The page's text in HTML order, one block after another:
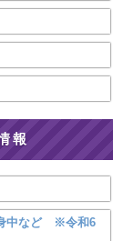
報
中など ※令和6